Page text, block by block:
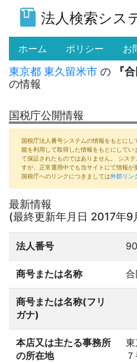
法人検索シス
ホーム (current)
ポリシー お
東京都 東久留米市 の
『
の情報
国税庁公開情報
国税庁法人番号システムの情報をもとに
能を利用して取得した情報をもとにして
て保証されたものではありません。 シス
すが、正常運用中でも当サイトにて情報が
国税庁へのリンクにつきましては外部リン
最新情報
(最終更新年月日 2017年9
法人番号
商号または名称
商号または名称(フリ
ガナ)
本店又は主たる事務所
の所在地